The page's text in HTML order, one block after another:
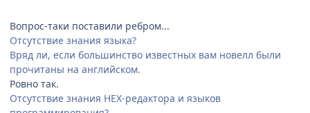
Вопрос-таки поставили ребром...
Отсутствие знания языка?
Вряд ли, если большинство известных вам новелл были
прочитаны на английском.
Ровно так.
Отсутствие знания HEX-редактора и языков